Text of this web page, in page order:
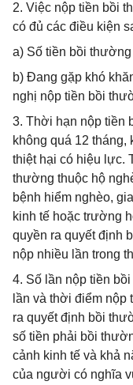
2. Việc nộp tiền bồi
có đủ các điều kiện
a) Số tiền bồi
b) Đang gặp khó
nghị nộp tiền bồi
3. Thời hạn nộp tiền
không quá 12
thiệt hại có hiệu lực.
thường thuộc hộ
bệnh hiểm nghèo,
kinh tế hoặc trường
quyền ra quyết định
nộp nhiều lần trong
4. Số lần nộp tiền
lần và thời điểm
ra quyết định bồi
số tiền phải bồi
cảnh kinh tế và khả
của người có nghĩa